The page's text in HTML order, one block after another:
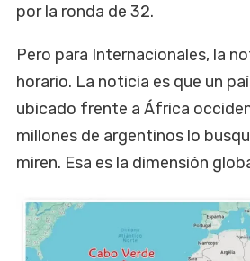
por la ronda de 32.
Pero para Internacionales, la
horario. La noticia es que un
ubicado frente a África
millones de argentinos lo
miren. Esa es la dimensión